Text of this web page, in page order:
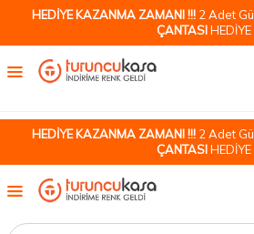
HEDİYE KAZANMA ZAMANI !!! 2 Adet
ÇANTASIHEDİYE
HEDİYE KAZANMA ZAMANI !!! 2 Adet
ÇANTASIHEDİYE